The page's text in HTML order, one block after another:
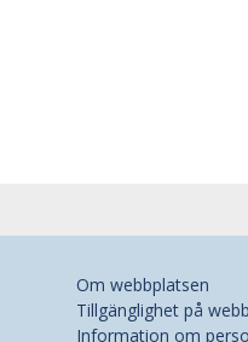
Om webbplatsen
Tillgänglighet på
Information om